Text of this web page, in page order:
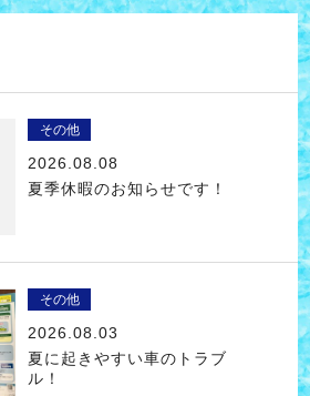
その他
2026.08.08
夏季休暇のお知らせです！
その他
2026.08.03
夏に起きやすい車のトラブ
ル！